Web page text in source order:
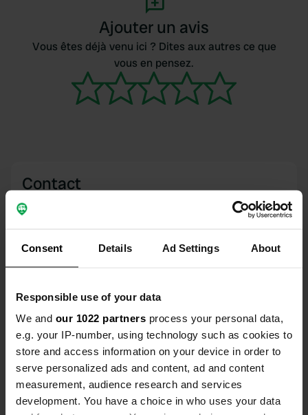
Consent Details Ad Settings About
Responsible use of your data
We and our 1022 partners process your personal data,
e.g. your IP-number, using technology such as cookies to
store and access information on your device in order to
serve personalized ads and content, ad and content
measurement, audience research and services
development. You have a choice in who uses your data
Ajouter un avis
Vous êtes déjà venu ici ? Dites aux autres ce que
vous en pensez.
Contact
70120, Vy-lès-Rupt, France
47° 38' 19" N 5° 53' 38" E
Copie
47.63874 5.89395
Copie
Code du site
25386
Passer àPRO+ PRO+